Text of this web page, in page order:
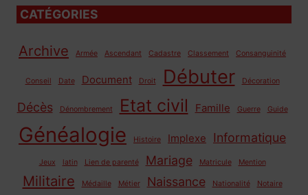
CATÉGORIES
Archive Armée Ascendant Cadastre Classement Consanguinité
Conseil Date Document Droit Débuter Décoration
Décès Dénombrement Etat civil Famille Guerre Guide
Généalogie Histoire Implexe Informatique
Jeux latin Lien de parenté Mariage Matricule Mention
Militaire Médaille Métier Naissance Nationalité Notaire